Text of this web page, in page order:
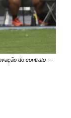
do contrato —